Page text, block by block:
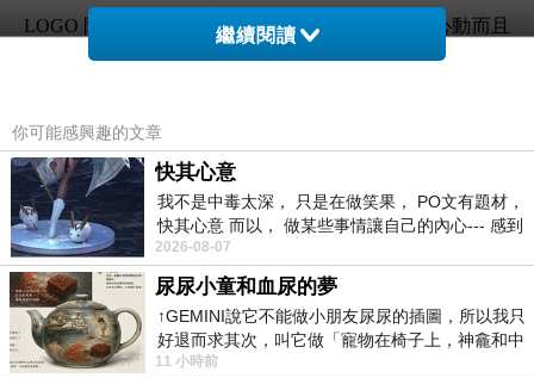
LOGO 防刮皮革ㄇ型拉鍊長夾禮盒(桃粉) 覺得很心動而且
正打算買【COACH】專櫃新款立體金屬LOGO 防刮皮革
但是我想【COACH】專櫃新款立體金屬LOGO 防刮皮革
ㄇ型拉鍊長夾禮盒(桃粉) 在網路上買應該會比較便宜，
【COACH】專櫃新款立體金屬LOGO 防刮皮革ㄇ型拉鍊
長夾禮盒(桃粉)而且24小時都能買，上網慢慢挑選，不用
等店家開門也不用看店員臉色
繼續閱讀
你可能感興趣的文章
快其心意
我不是中毒太深， 只是在做笑果， PO文有題材，
快其心意 而以， 做某些事情讓自己的內心--- 感到
愉快。
2026-08-07
尿尿小童和血尿的夢
↑GEMINI說它不能做小朋友尿尿的插圖，所以我只
好退而求其次，叫它做「寵物在椅子上，神龕和中
年人臉孔」的畫了。 六月底
11 小時前